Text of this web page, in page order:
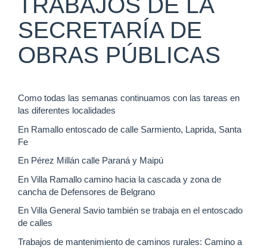
SECRETARÍA DE
OBRAS PÚBLICAS
Como todas las semanas continuamos con las tareas en
las diferentes localidades
En Ramallo entoscado de calle Sarmiento, Laprida, Santa
Fe
En Pérez Millán calle Paraná y Maipú
En Villa Ramallo camino hacia la cascada y zona de
cancha de Defensores de Belgrano
En Villa General Savio también se trabaja en el entoscado
de calles
Trabajos de mantenimiento de caminos rurales: Camino a